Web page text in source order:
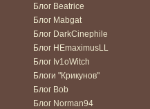
Блог Beatrice
Блог Mabgat
Блог DarkCinephile
Блог HEmaximusLL
Блог Iv1oWitch
Блоги "Крикунов"
Блог Bob
Блог Norman94